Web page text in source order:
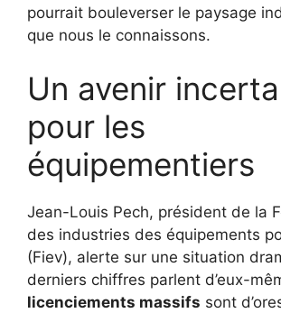
pourrait bouleverser le paysage
que nous le connaissons.
Un avenir
pour les
équipementiers
Jean-Louis Pech, président de la
des industries des équipements
(Fiev), alerte sur une situation
derniers chiffres parlent d’eux-
licenciements massifs sont